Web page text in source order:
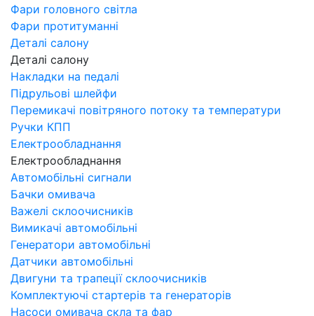
Фари головного світла
Фари протитуманні
Деталі салону
Деталі салону
Накладки на педалі
Підрульові шлейфи
Перемикачі повітряного потоку та температури
Ручки КПП
Електрообладнання
Електрообладнання
Автомобільні сигнали
Бачки омивача
Важелі склоочисників
Вимикачі автомобільні
Генератори автомобільні
Датчики автомобільні
Двигуни та трапеції склоочисників
Комплектуючі стартерів та генераторів
Насоси омивача скла та фар